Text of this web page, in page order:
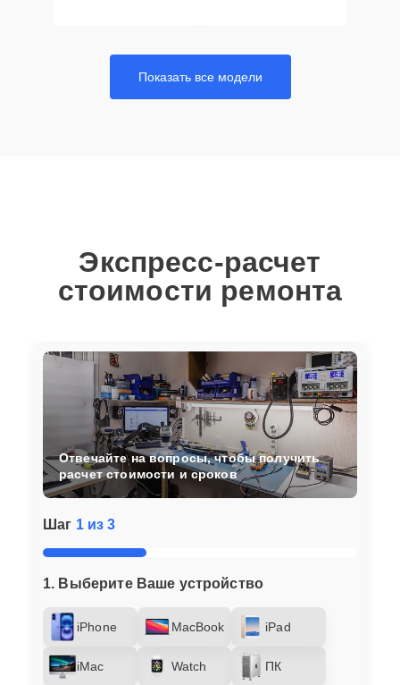
Показать все модели
Экспресс-расчет
стоимости ремонта
Шаг 1 из 3
1. Выберите Ваше устройство
iPhone MacBook iPad
iMac Watch
ПК
Отвечайте на вопросы, чтобы получить
расчет стоимости и сроков